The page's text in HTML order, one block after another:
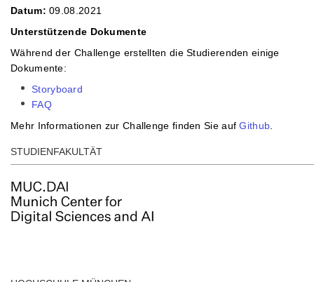
Datum: 09.08.2021
Unterstützende Dokumente
Während der Challenge erstellten die Studierenden einige
Dokumente:
Storyboard
FAQ
Mehr Informationen zur Challenge finden Sie aufGithub
STUDIENFAKULTÄT